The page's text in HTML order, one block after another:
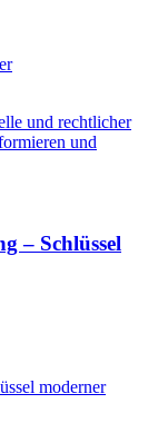
und rechtlicher
und
– Schlüssel